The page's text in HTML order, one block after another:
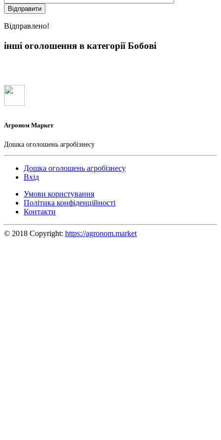
Вiдправлено!
інші оголошення в категорії Бобові
Агроном Маркет
Дошка оголошень агробізнесу
Дошка оголошень агробізнесу
Вхід
Умови користування
Політика конфіденційності
Контакти
© 2018 Copyright: https://agronom.market